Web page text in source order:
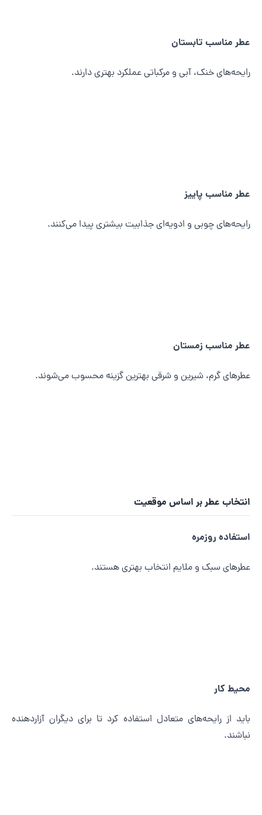
مناسب تابستان
خنک، آبی و مرکباتی عملکرد بهتری دارند.
مناسب پاییز
چوبی و ادویه‌ای جذابیت بیشتری پیدا می‌کنند.
مناسب زمستان
گرم، شیرین و شرقی بهترین گزینه محسوب می‌شوند.
عطر بر اساس موقعیت
روزمره
سبک و ملایم انتخاب بهتری هستند.
کار
از رایحه‌های متعادل استفاده کرد تا برای دیگران آزاردهنده